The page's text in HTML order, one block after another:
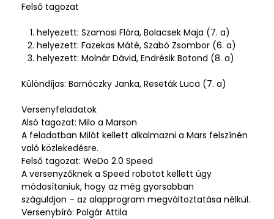
Felső tagozat
helyezett: Szamosi Flóra, Bolacsek Maja (7. a)
helyezett: Fazekas Máté, Szabó Zsombor (6. a)
helyezett: Molnár Dávid, Endrésik Botond (8. a)
Különdíjas: Barnóczky Janka, Reseták Luca (7. a)
Versenyfeladatok
Alsó tagozat: Milo a Marson
A feladatban Milót kellett alkalmazni a Mars felszínén
való közlekedésre.
Felső tagozat: WeDo 2.0 Speed
A versenyzőknek a Speed robotot kellett úgy
módosítaniuk, hogy az még gyorsabban
száguldjon – az alapprogram megváltoztatása nélkül.
Versenybíró: Polgár Attila